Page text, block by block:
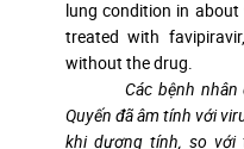
lung condition in
treated with
without the drug.
Các bệnh
Quyến đã âm tính với
khi dương tính, so với